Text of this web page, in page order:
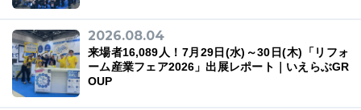
2026.08.04
来場者16,089人！7月29日(水)～30日(木)「リフォ
ーム産業フェア2026」出展レポート｜いえらぶGR
OUP